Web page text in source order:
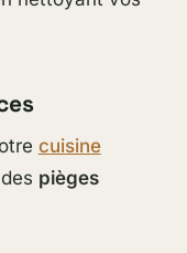
cuisine
pièges